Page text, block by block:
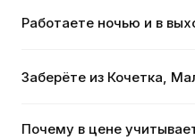
Харькова, 38 км по М-03.
Работаете ночью и в
без выходных. Ночной
Заберёте из Кочетка,
вокруг Чугуева, а также по
Почему в цене